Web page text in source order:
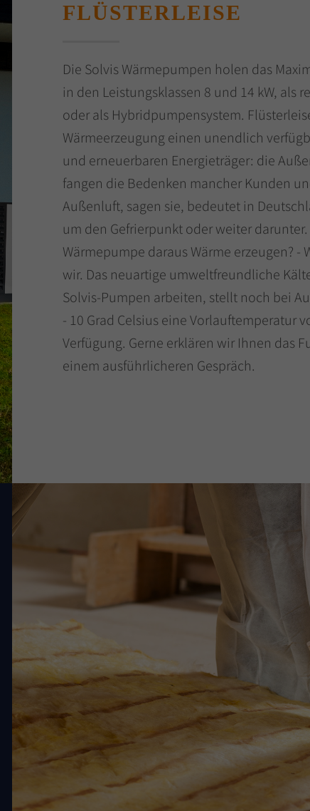
FLÜSTERLEISE
Die Solvis Wärmepumpen holen das
in den Leistungsklassen 8 und 14 kW, als
oder als Hybridpumpensystem.
Wärmeerzeugung einen unendlich
und erneuerbaren Energieträger: die
fangen die Bedenken mancher Kunden
Außenluft, sagen sie, bedeutet in
um den Gefrierpunkt oder weiter
Wärmepumpe daraus Wärme erzeugen? -
wir. Das neuartige umweltfreundliche
Solvis-Pumpen arbeiten, stellt noch bei
- 10 Grad Celsius eine Vorlauftemperatur
Verfügung. Gerne erklären wir Ihnen das
einem ausführlicheren Gespräch.